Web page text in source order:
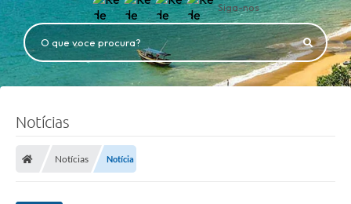
Siga-nos
O que voce procura?
Notícias
Notícias Notícia